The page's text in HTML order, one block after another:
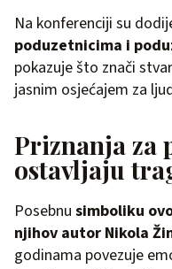
Na konferenciji su
poduzetnicima i
pokazuje što znači
jasnim osjećajem za
Priznanja za
ostavljaju
Posebnu simboliku
njihov autor Nikola
godinama povezuje